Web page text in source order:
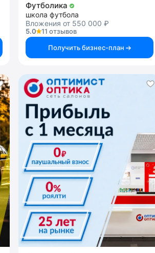
Футболика
школа футбола
Вложения от 550 000 ₽
5.0
11 отзывов
Получить бизнес-план